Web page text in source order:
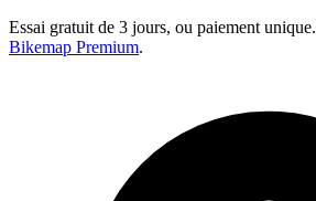
Essai gratuit de 3 jours, ou paiement unique.
Bikemap Premium.